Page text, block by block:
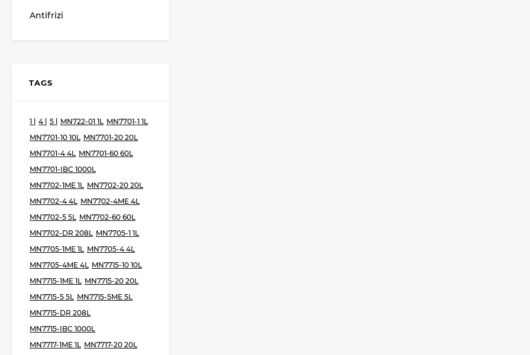
Antifrizi
TAGS
1 l 4 l 5 l MN722-01 1L MN7701-1 1L
MN7701-10 10L MN7701-20 20L
MN7701-4 4L MN7701-60 60L
MN7701-IBC 1000L
MN7702-1ME 1L MN7702-20 20L
MN7702-4 4L MN7702-4ME 4L
MN7702-5 5L MN7702-60 60L
MN7702-DR 208L MN7705-1 1L
MN7705-1ME 1L MN7705-4 4L
MN7705-4ME 4L MN7715-10 10L
MN7715-1ME 1L MN7715-20 20L
MN7715-5 5L MN7715-5ME 5L
MN7715-DR 208L
MN7715-IBC 1000L
MN7717-1ME 1L MN7717-20 20L